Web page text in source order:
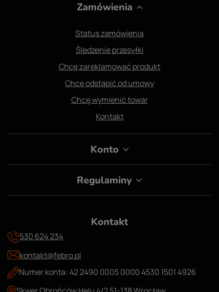
Zamówienia
Status zamówienia
Śledzenie przesyłki
Chcę zareklamować produkt
Chcę odstąpić od umowy
Chcę wymienić towar
Kontakt
Konto
Regulaminy
Kontakt
530 624 234
kontakt@febro.pl
Numer konta: 42 2490 0005 0000 4530 1501 4926